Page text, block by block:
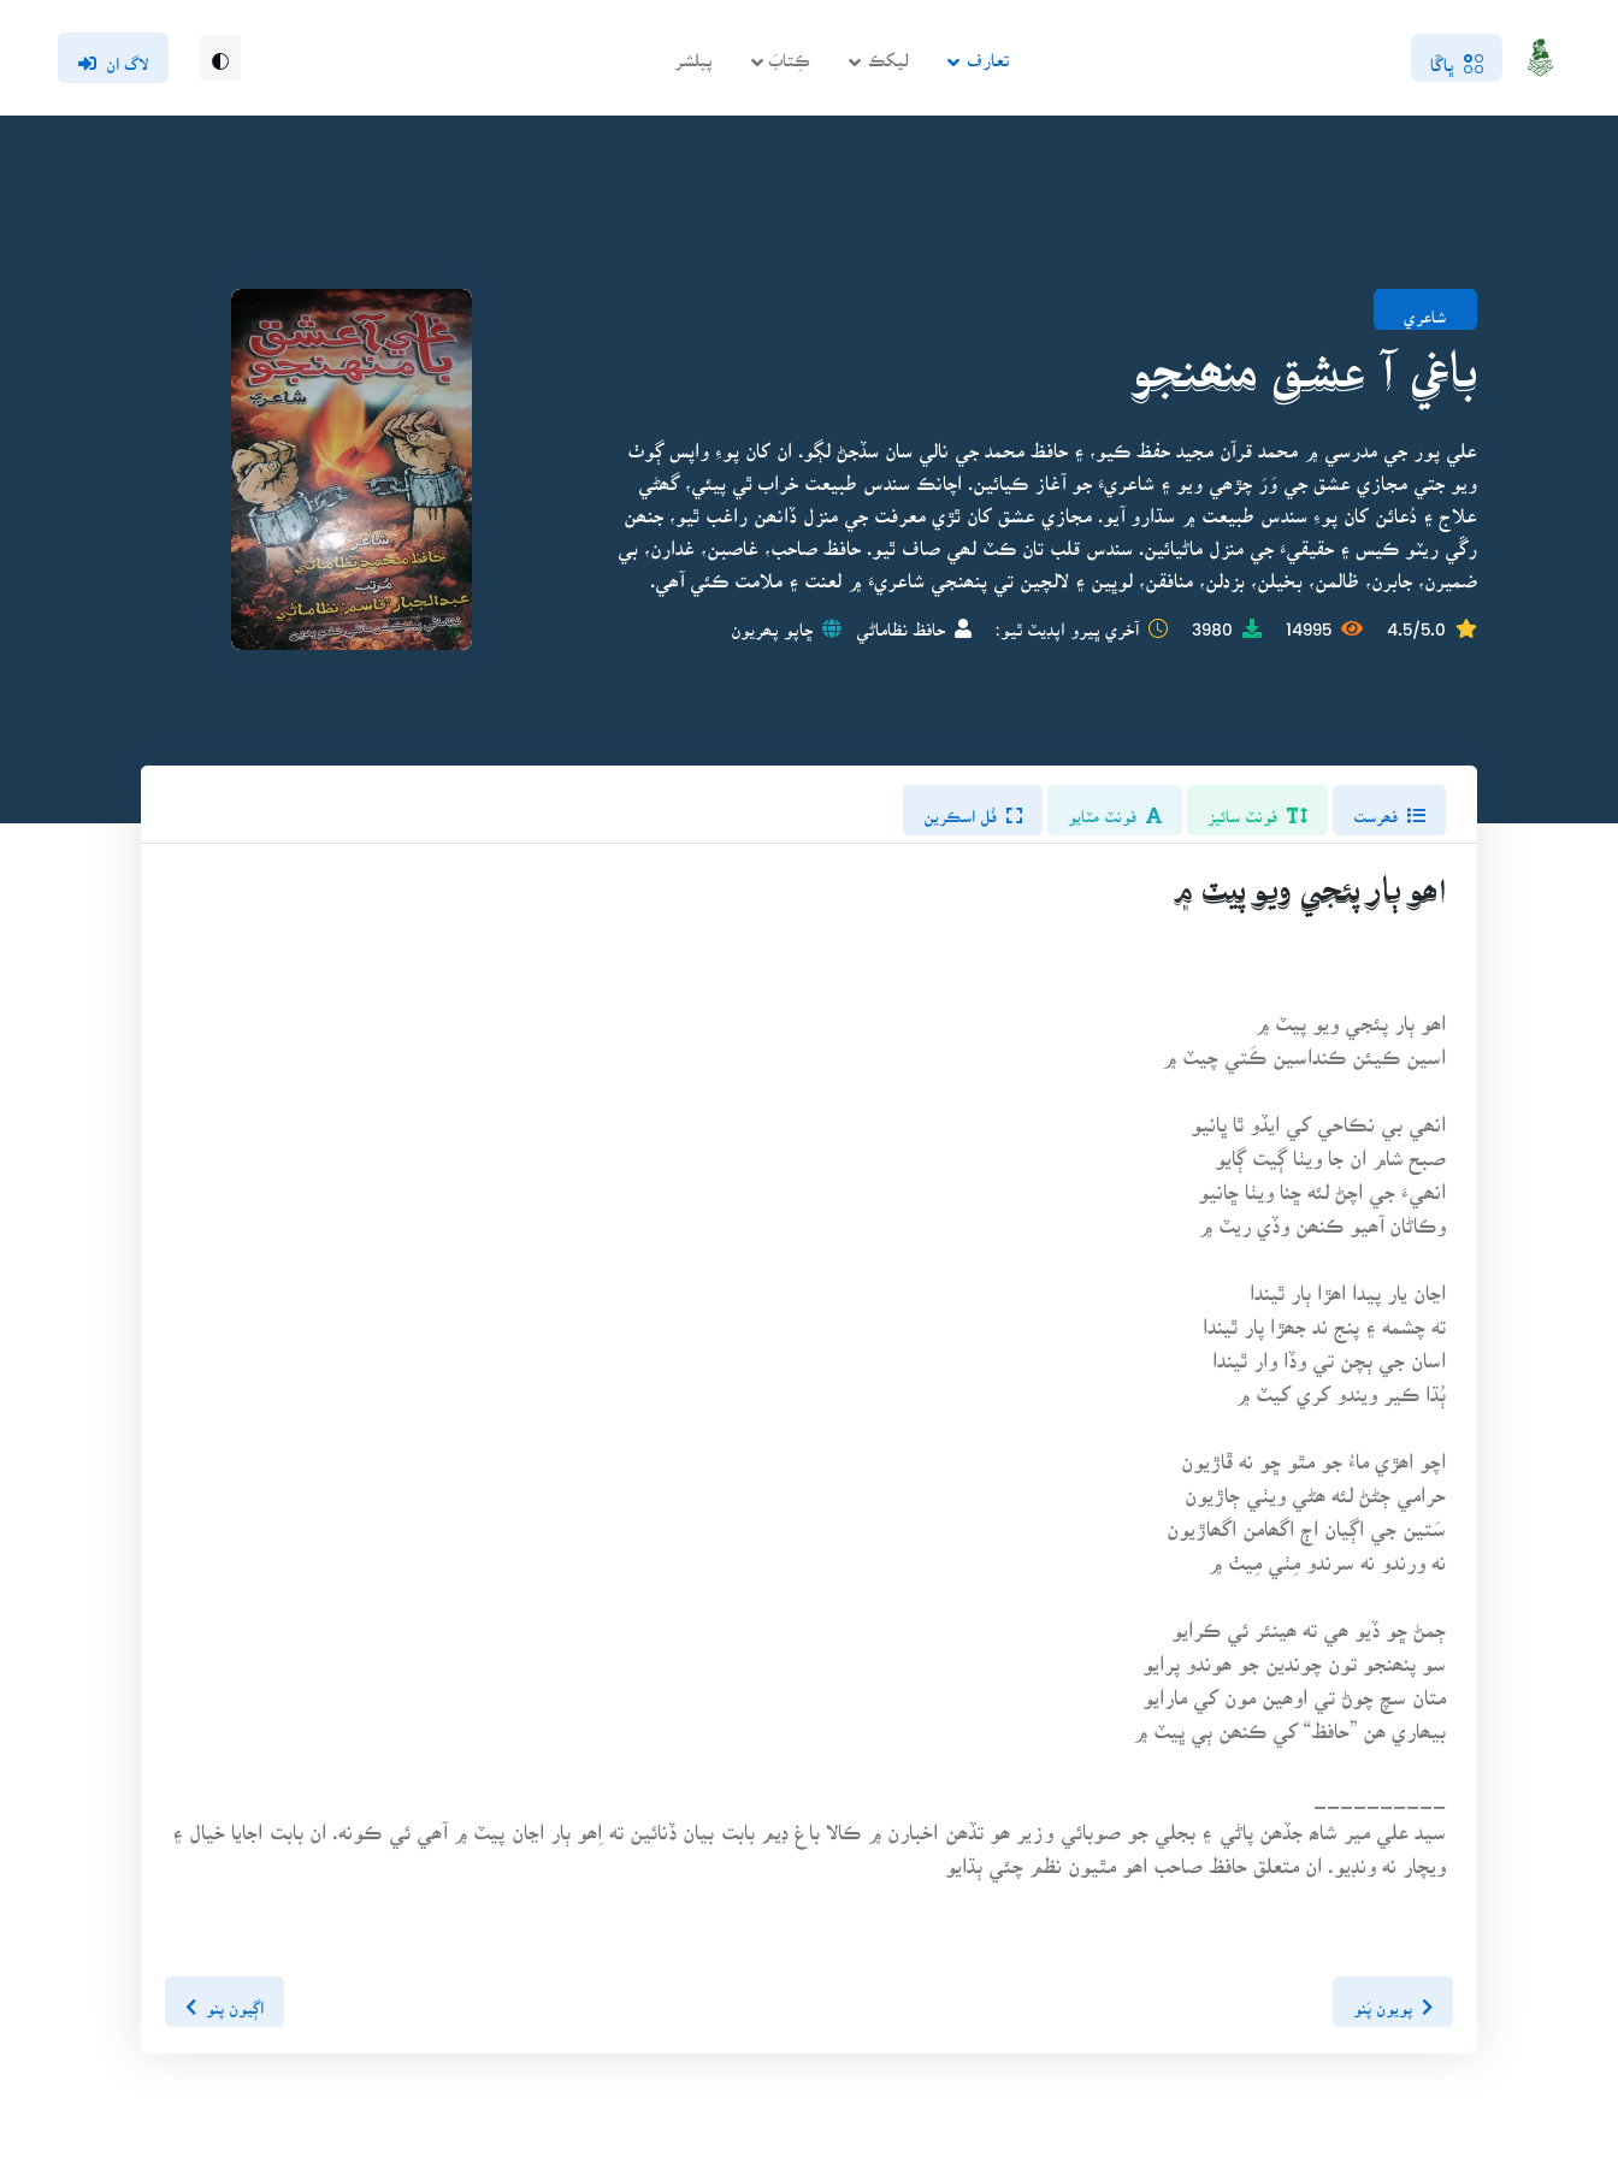
ڀاڱا تعارف ليکڪ ڪِتابَ پبلشر لاگ ان
شاعري
باغي آ عشق منھنجو
علي پور جي مدرسي ۾ محمد قرآن مجيد حفظ ڪيو، ۽ حافظ محمد جي نالي سان سڏجڻ لڳو. ان کان پوءِ واپس ڳوٺ
ويو جتي مجازي عشق جي وَرَ چڙھي ويو ۽ شاعريءَ جو آغاز ڪيائين. اچانڪ سندس طبيعت خراب ٿي پيئي، گھڻي
علاج ۽ دُعائن کان پوءِ سندس طبيعت ۾ سڌارو آيو. مجازي عشق کان ٿڙي معرفت جي منزل ڏانھن راغب ٿيو، جنھن
رڱي ريٽو ڪيس ۽ حقيقيءَ جي منزل ماڻيائين. سندس قلب تان ڪٽ لھي صاف ٿيو. حافظ صاحب، غاصبن، غدارن، بي
ضميرن، جابرن، ظالمن، بخيلن، بزدلن، منافقن، لوڀين ۽ لالچين تي پنھنجي شاعريءَ ۾ لعنت ۽ ملامت ڪئي آھي.
4.5/5.0
14995
3980 آخري ڀيرو اپڊيٽ ٿيو: حافظ نظاماڻي ڇاپو پھريون
فونٽ سائيز فونٽ مٽايو فُل اسڪرين
اھو ٻار پئجي ويو پيٽ ۾
اھو ٻار پئجي ويو پيٽ ۾
اسين ڪيئن ڪنداسين ڪَتي چيٽ ۾
انھي بي نڪاحي کي ايڏو ٿا ڀانيو
صبح شام ان جا ويٺا ڳيت ڳايو
انھيءَ جي اچڻ لئه ڇنا ويٺا ڇانيو
وڪاڻان آھيو ڪنھن وڏي ريٽ ۾
اڃان يار پيدا اھڙا ٻار ٿيندا
ته چشمه ۽ پنج ند جھڙا پار ٿيندا
اسان جي ٻچن تي وڏا وار ٿيندا
ٻُڌا ڪير ويندو کري کيٽ ۾
اچو اھڙي ماءُ جو مٿو ڇو نه ڦاڙيون
حرامي ڄڻڻ لئه ھڻي ويٺي ڄاڙيون
سَتين جي اڳيان اڄ اگھامن اگھاڙيون
ڄمڻ ڇو ڏيو ھي ته ھينئر ئي ڪرايو
سو پنھنجو تون چوندين جو ھوندو پرايو
متان سچ چوڻ تي اوھين مون کي مارايو
بيھاري ھن ”حافظ“ کي ڪنھن ٻي ڀيٽ ۾
سيد علي مير شاھ جڏھن پاڻي ۽ بجلي جو صوبائي وزير ھو تڏھن اخبارن ۾ ڪالا باغ ڊيم بابت بيان ڏنائين ته اِھو ٻار اڃان پيٽ ۾ آھي ئي ڪونه. ان بابت اجايا خيال ۽
ويچار نه ونڊيو. ان متعلق حافظ صاحب اھو مٿيون نظم چئي ٻڌايو
پويون پَنو اڳيون پنو